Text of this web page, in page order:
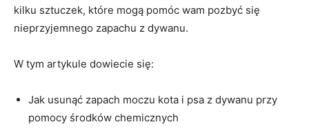
kilku sztuczek, które mogą pomóc wam pozbyć się
nieprzyjemnego zapachu z dywanu.
W tym artykule dowiecie się:
Jak usunąć zapach moczu kota i psa z dywanu przy
pomocy środków chemicznych